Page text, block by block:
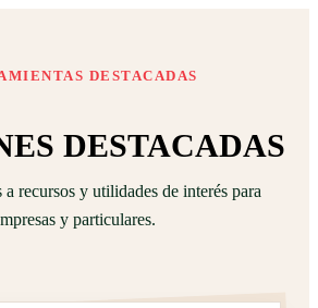
DESTACADAS
DESTACADAS
a recursos y utilidades de interés para
y particulares.